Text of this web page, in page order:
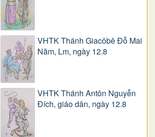
VHTK Thánh Giacôbê Ðỗ Mai
Năm, Lm, ngày 12.8
VHTK Thánh Antôn Nguyễn
Ðích, giáo dân, ngày 12.8